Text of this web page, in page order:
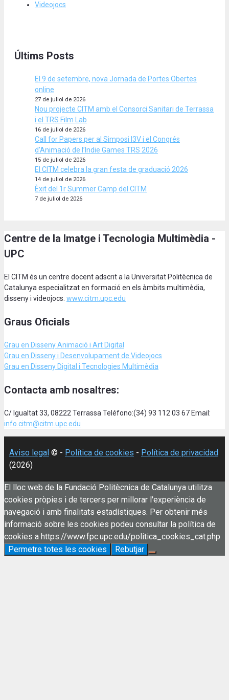
Videojocs
Últims Posts
El 9 de setembre, nova Jornada de Portes Obertes
online
27 de juliol de 2026
Nou projecte CITM amb el Consorci Sanitari de Terrassa
i el TRS Film Lab
16 de juliol de 2026
Call for Papers per al Simposi I3V i el Congrés
d’Animació de l’Indie Games TRS 2026
15 de juliol de 2026
El CITM celebra la gran festa de graduació 2026
14 de juliol de 2026
Èxit del 1r Summer Camp del CITM
7 de juliol de 2026
Centre de la Imatge i Tecnologia Multimèdia -
UPC
El CITM és un centre docent adscrit a la Universitat Politècnica de
Catalunya especialitzat en formació en els àmbits multimèdia,
disseny i videojocs. www.citm.upc.edu
Graus Oficials
Grau en Disseny Animació i Art Digital
Grau en Disseny i Desenvolupament de Videojocs
Grau en Disseny Digital i Tecnologies Multimèdia
Contacta amb nosaltres:
C/ Igualtat 33, 08222 Terrassa Teléfono:(34) 93 112 03 67 Email:
info.citm@citm.upc.edu
Aviso legal © - Política de cookies - Política de privacidad
(2026)
El lloc web de la Fundació Politècnica de Catalunya utilitza
cookies pròpies i de tercers per millorar l'experiència de
navegació i amb finalitats estadístiques. Per obtenir més
informació sobre les cookies podeu consultar la política de
cookies a https://www.fpc.upc.edu/politica_cookies_cat.php
Permetre totes les cookies
Rebutjar